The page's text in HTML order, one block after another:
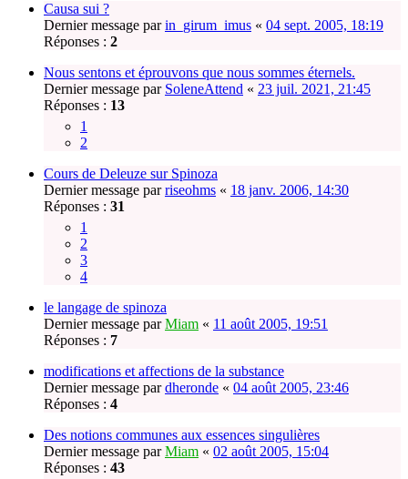
Causa sui ?
Dernier message parin_girum_imus « 04 sept. 2005, 18:19
Réponses : 2
Nous sentons et éprouvons que nous sommes éternels.
Dernier message par SoleneAttend « 23 juil. 2021, 21:45
Réponses : 13
1
2
Cours de Deleuze sur Spinoza
Dernier message parriseohms « 18 janv. 2006, 14:30
Réponses : 31
1
2
3
4
le langage de spinoza
Dernier message parMiam « 11 août 2005, 19:51
Réponses : 7
modifications et affections de la substance
Dernier message pardheronde « 04 août 2005, 23:46
Réponses : 4
Des notions communes aux essences singulières
Dernier message parMiam « 02 août 2005, 15:04
Réponses : 43